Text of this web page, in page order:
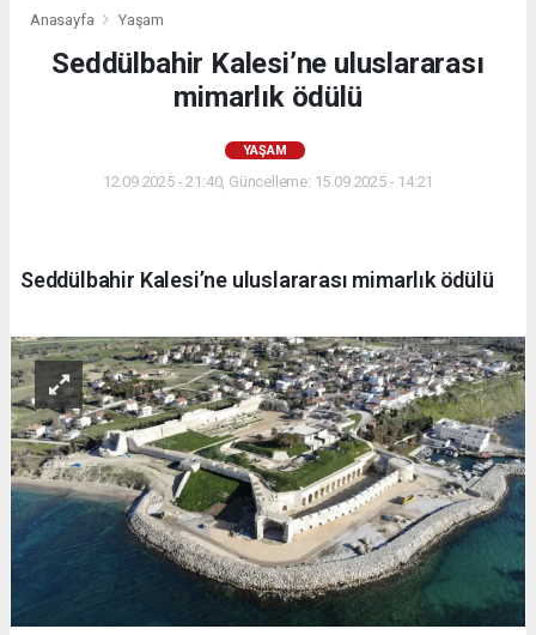
Anasayfa Yaşam
Seddülbahir Kalesi’ne uluslararası
mimarlık ödülü
YAŞAM
12.09.2025 - 21:40, Güncelleme: 15.09.2025 - 14:21
Seddülbahir Kalesi’ne uluslararası mimarlık ödülü